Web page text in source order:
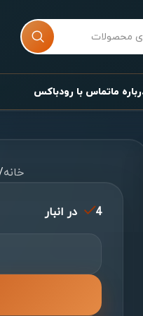
ماتماس با رودباکس
خانه
4 در انبار